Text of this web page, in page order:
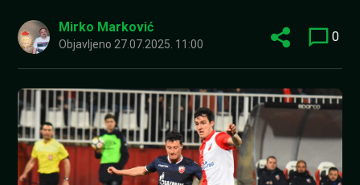
Mirko Marković
Objavljeno 27.07.2025. 11:00 0